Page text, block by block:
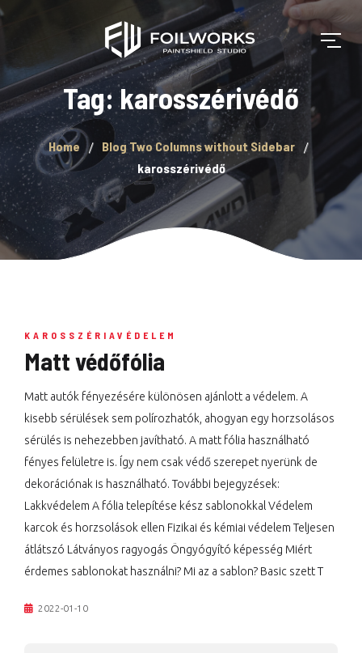
Tag: karosszérivédő
Home
Blog Two Columns without Sidebar
karosszérivédő
KAROSSZÉRIAVÉDELEM
Matt védőfólia
Matt autók fényezésére különösen ajánlott a védelem. A
kisebb sérülések sem polírozhatók, ahogyan egy horzsolásos
sérülés is nehezebben javítható. A matt fólia használható
fényes felületre is. Így nem csak védő szerepet nyerünk de
dekorációnak is használható. További bejegyzések:
Lakkvédelem A fólia telepítése kész sablonokkal Védelem
karcok és horzsolások ellen Fizikai és kémiai védelem Teljesen
átlátszó Látványos ragyogás Öngyógyító képesség Miért
érdemes sablonokat használni? Mi az a sablon? Basic szett T
2022-01-10